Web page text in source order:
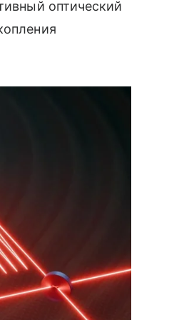
оптический